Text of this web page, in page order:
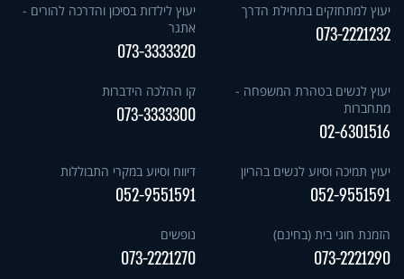
יעוץ למתחזקים בתחילת הדרך
073-2221232
יעוץ לילדות בסיכון והדרכה להורים -
אתגר
073-3333320
יעוץ לנשים בטהרת המשפחה -
מתחברות
02-6301516
קו ההלכה הידברות
073-3333300
יעוץ תמיכה וסיוע לנשים בהריון
052-9551591
דיווח וסיוע במקרי התבוללות
052-9551591
הזמנת חוגי בית (בחינם)
073-2221290
נופשים
073-2221270